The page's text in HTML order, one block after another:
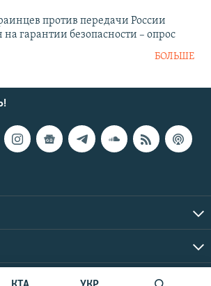
против передачи России
на гарантии безопасности – опрос
БОЛЬШЕ
Крым.Реалии, 2026 | Все права защищены.